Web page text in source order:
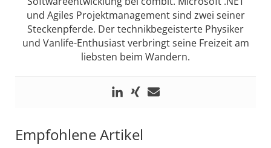
und Agiles Projektmanagement sind zwei seiner
Steckenpferde. Der technikbegeisterte Physiker
und Vanlife-Enthusiast verbringt seine Freizeit am
liebsten beim Wandern.
Empfohlene Artikel